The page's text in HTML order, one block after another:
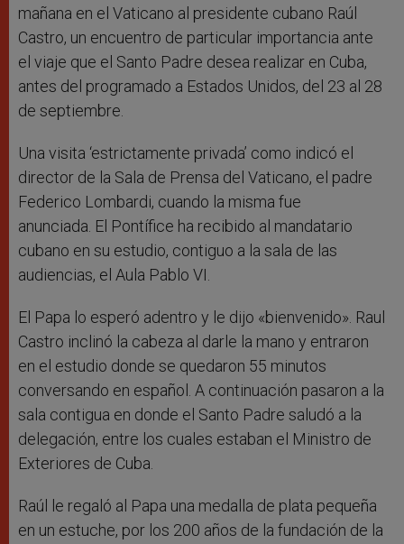
mañana en el Vaticano al presidente cubano Raúl
Castro, un encuentro de particular importancia ante
el viaje que el Santo Padre desea realizar en Cuba,
antes del programado a Estados Unidos, del 23 al 28
de septiembre.
Una visita ‘estrictamente privada’ como indicó el
director de la Sala de Prensa del Vaticano, el padre
Federico Lombardi, cuando la misma fue
anunciada. El Pontífice ha recibido al mandatario
cubano en su estudio, contiguo a la sala de las
audiencias, el Aula Pablo VI.
El Papa lo esperó adentro y le dijo «bienvenido». Raul
Castro inclinó la cabeza al darle la mano y entraron
en el estudio donde se quedaron 55 minutos
conversando en español. A continuación pasaron a la
sala contigua en donde el Santo Padre saludó a la
delegación, entre los cuales estaban el Ministro de
Exteriores de Cuba.
Raúl le regaló al Papa una medalla de plata pequeña
en un estuche, por los 200 años de la fundación de la